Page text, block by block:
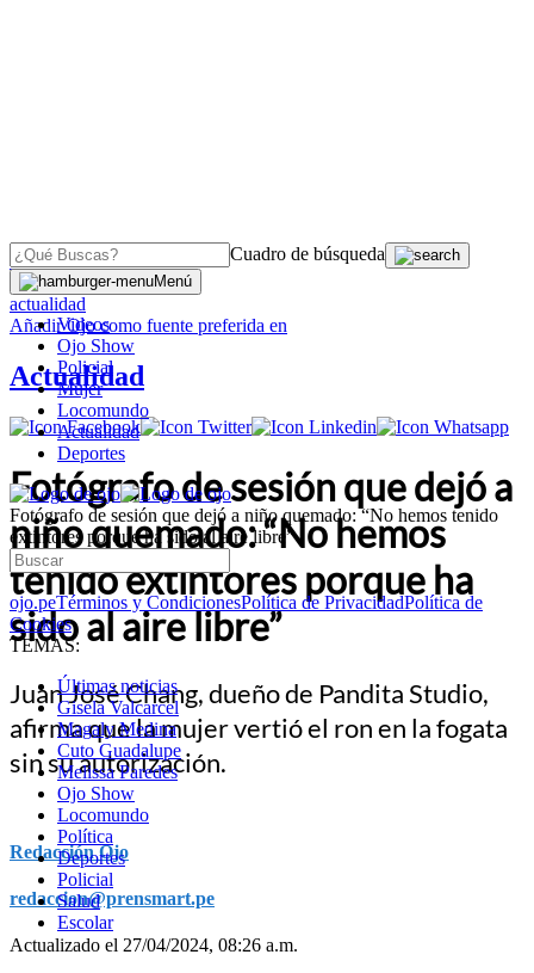
Cuadro de búsqueda
Menú
Videos
Ojo Show
Policial
Mujer
Locomundo
Actualidad
Deportes
Fotógrafo de sesión que dejó a niño quemado: “No hemos tenido
extintores porque ha sido al aire libre”
ojo.peTérminos y CondicionesPolítica de PrivacidadPolítica de
Cookies
TEMAS:
Últimas noticias
Gisela Valcarcel
Magaly Medina
Cuto Guadalupe
Melissa Paredes
Ojo Show
Locomundo
Política
Deportes
Policial
Salud
Escolar
OJO
actualidad
AñadirOjocomo fuente preferida en
Actualidad
Fotógrafo de sesión que dejó a
niño quemado: “No hemos
tenido extintores porque ha
sido al aire libre”
Juan José Chang, dueño de Pandita Studio,
afirma que la mujer vertió el ron en la fogata
sin su autorización.
Redacción Ojo
redaccion@prensmart.pe
Actualizado el 27/04/2024, 08:26 a.m.